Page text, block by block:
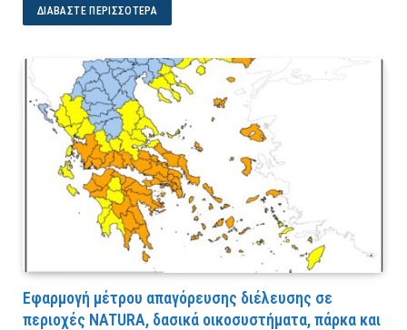
ΔΙΑΒΆΣΤΕ ΠΕΡΙΣΣΌΤΕΡΑ
Εφαρμογή μέτρου απαγόρευσης διέλευσης σε
περιοχές NATURA, δασικά οικοσυστήματα, πάρκα και